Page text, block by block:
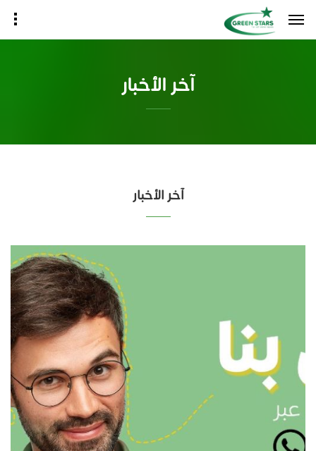
آخر الأخبار
آخر الأخبار